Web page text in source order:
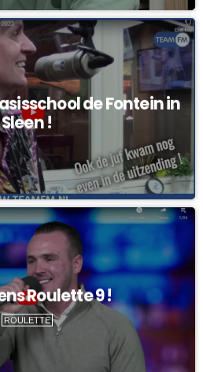
de Fontein in
Sleen !
Roulette 9 !
ROULETTE